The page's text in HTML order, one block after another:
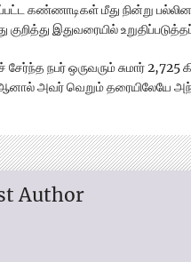
கண்ணாடிகள் மீது நின்று
இதுவரையில்
நபர் ஒருவரும் சுமார்
ஆனால் அவர் வெறும்
Author